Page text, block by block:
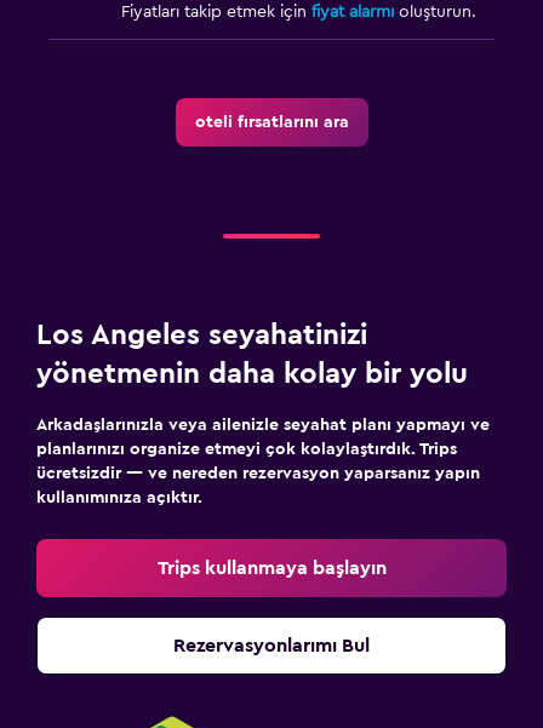
Fiyatları takip etmek için fiyat alarmı oluşturun.
oteli fırsatlarını ara
Los Angeles seyahatinizi
yönetmenin daha kolay bir yolu
Arkadaşlarınızla veya ailenizle seyahat planı yapmayı ve
planlarınızı organize etmeyi çok kolaylaştırdık. Trips
ücretsizdir — ve nereden rezervasyon yaparsanız yapın
kullanımınıza açıktır.
Trips kullanmaya başlayın
Rezervasyonlarımı Bul